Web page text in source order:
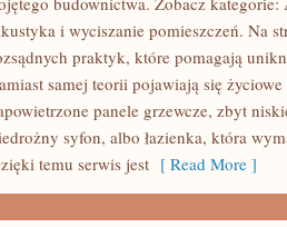
i wyciszanie pomieszczeń. Na
praktyk, które pomagają
samej teorii pojawiają się
panele grzewcze, zbyt
syfon, albo łazienka, która
temu serwis jest [ Read More ]